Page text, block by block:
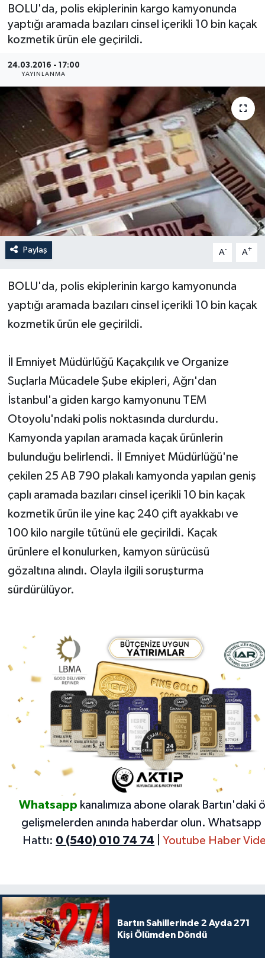
BOLU'da, polis ekiplerinin kargo kamyonunda
yaptığı aramada bazıları cinsel içerikli 10 bin kaçak
kozmetik ürün ele geçirildi.
24.03.2016 - 17:00
YAYINLANMA
Paylaş A- A+
BOLU'da, polis ekiplerinin kargo kamyonunda
yaptığı aramada bazıları cinsel içerikli 10 bin kaçak
kozmetik ürün ele geçirildi.
İl Emniyet Müdürlüğü Kaçakçılık ve Organize
Suçlarla Mücadele Şube ekipleri, Ağrı'dan
İstanbul'a giden kargo kamyonunu TEM
Otoyolu'ndaki polis noktasında durdurdu.
Kamyonda yapılan aramada kaçak ürünlerin
bulunduğu belirlendi. İl Emniyet Müdürlüğü'ne
çekilen 25 AB 790 plakalı kamyonda yapılan geniş
çaplı aramada bazıları cinsel içerikli 10 bin kaçak
kozmetik ürün ile yine kaç 240 çift ayakkabı ve
100 kilo nargile tütünü ele geçirildi. Kaçak
ürünlere el konulurken, kamyon sürücüsü
gözaltına alındı. Olayla ilgili soruşturma
sürdürülüyor.
Whatsapp kanalımıza abone olarak Bartın'daki
gelişmelerden anında haberdar olun. Whatsapp
Hattı: 0 (540) 010 74 74 Youtube Haber
Bartın Sahillerinde 2 Ayda 271
Kişi Ölümden Döndü
Medya
Sivil Toplum
Siyaset
Spor
Tarım
Turizm
Yerel Yönetimler
DÜNYA